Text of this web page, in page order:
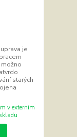
je
starých
v externím
skladu